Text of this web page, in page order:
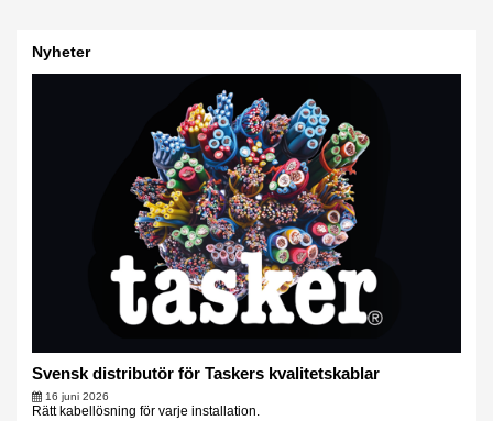
Nyheter
Svensk distributör för Taskers kvalitetskablar
16 juni 2026
Rätt kabellösning för varje installation.